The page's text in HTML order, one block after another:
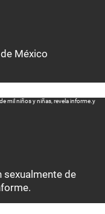
de México
sexualmente de